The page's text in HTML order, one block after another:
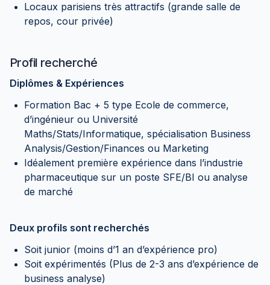
Locaux parisiens très attractifs (grande salle de
repos, cour privée)
Profil recherché
Diplômes & Expériences
Formation Bac + 5 type Ecole de commerce,
d’ingénieur ou Université
Maths/Stats/Informatique, spécialisation Business
Analysis/Gestion/Finances ou Marketing
Idéalement première expérience dans l’industrie
pharmaceutique sur un poste SFE/BI ou analyse
de marché
Deux profils sont recherchés
Soit junior (moins d’1 an d’expérience pro)
Soit expérimentés (Plus de 2-3 ans d’expérience de
business analyse)